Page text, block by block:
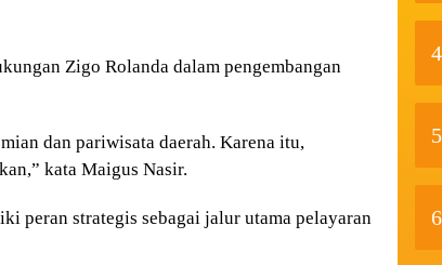
Zigo Rolanda dalam pengembangan
dan pariwisata daerah. Karena itu,
kata Maigus Nasir.
peran strategis sebagai jalur utama pelayaran
4
5
6